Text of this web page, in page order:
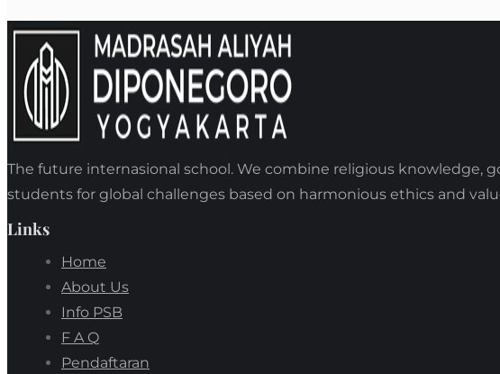
The future internasional school. We combine religious knowledge,
students for global challenges based on harmonious ethics and
Links
Home
About Us
Info PSB
F A Q
Pendaftaran